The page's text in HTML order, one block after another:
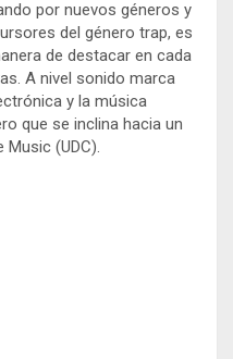
por nuevos géneros y
del género trap, es
de destacar en cada
A nivel sonido marca
y la música
que se inclina hacia un
Music (UDC).